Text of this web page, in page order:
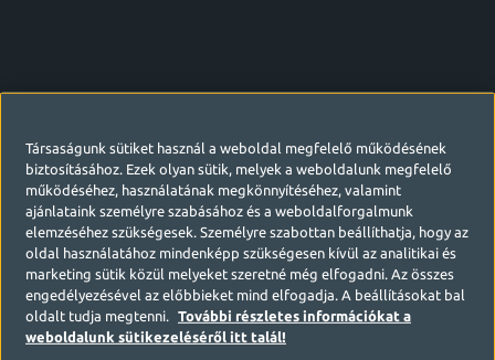
Társaságunk sütiket használ a weboldal megfelelő működésének
biztosításához. Ezek olyan sütik, melyek a weboldalunk megfelelő
működéséhez, használatának megkönnyítéséhez, valamint
ajánlataink személyre szabásához és a weboldalforgalmunk
elemzéséhez szükségesek. Személyre szabottan beállíthatja, hogy az
oldal használatához mindenképp szükségesen kívül az analitikai és
marketing sütik közül melyeket szeretné még elfogadni. Az összes
engedélyezésével az előbbieket mind elfogadja. A beállításokat bal
oldalt tudja megtenni.
További részletes információkat a
weboldalunk sütikezeléséről itt talál!